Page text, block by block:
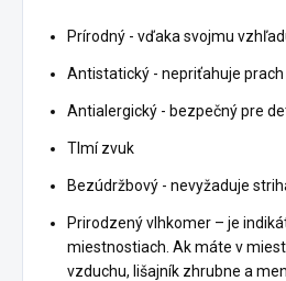
Prírodný - vďaka svojmu
Antistatický - nepriťahuje prach
Antialergický - bezpečný pre
Tlmí zvuk
Bezúdržbový - nevyžaduje
Prirodzený vlhkomer – je
miestnostiach. Ak máte v
vzduchu, lišajník zhrubne a